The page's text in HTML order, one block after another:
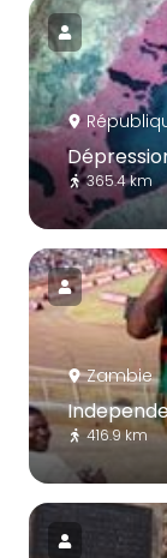
365.4 km
Zambie
416.9 km